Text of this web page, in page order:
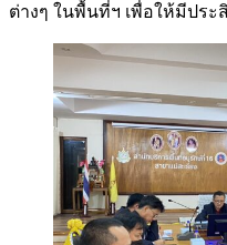
ต่างๆ ในพื้นที่ฯ เพื่อให้มีประ